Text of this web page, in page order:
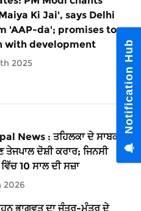
Ki Jai', says Delhi
'AAP-da'; promises to
with development
2025
News : ਤਹਿਲਕਾ ਦੇ ਸਾਬਕਾ
ਤੇਜਪਾਲ ਦੋਸ਼ੀ ਕਰਾਰ; ਜਿਨਸੀ
10 ਸਾਲ ਦੀ ਸਜ਼ਾ
2026
ਭਾਗਵਤ ਦਾ ਜੰਤਰ-ਮੰਤਰ ਦੇ
Notification Hub